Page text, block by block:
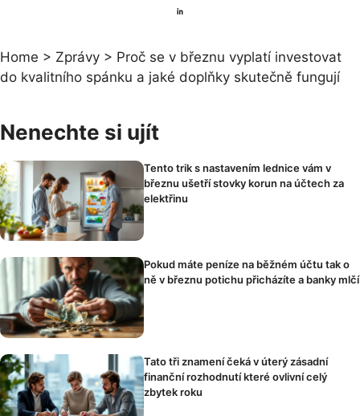
Home > Zprávy > Proč se v březnu vyplatí investovat
do kvalitního spánku a jaké doplňky skutečně fungují
Nenechte si ujít
Tento trik s nastavením lednice vám v
březnu ušetří stovky korun na účtech za
elektřinu
Pokud máte peníze na běžném účtu tak o
ně v březnu potichu přicházíte a banky mlčí
Tato tři znamení čeká v úterý zásadní
finanční rozhodnutí které ovlivní celý
zbytek roku